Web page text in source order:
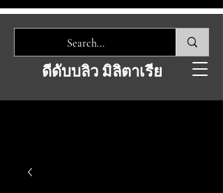
ดีดับบลิว มิลิตาเรีย